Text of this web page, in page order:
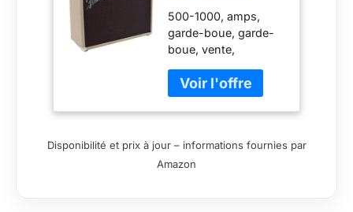
500-1000, amps,
garde-boue, garde-
boue, vente,
reverbsync-
shipping-profile :
amps
Disponibilité et prix à jour – informations fournies par
Amazon